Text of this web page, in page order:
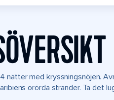
nätter med kryssningsnöjen.
orörda stränder. Ta det